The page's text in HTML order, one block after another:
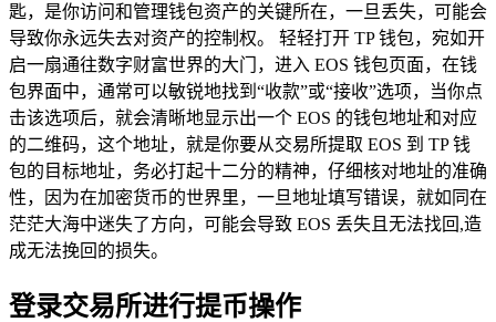
匙，是你访问和管理钱包资产的关键所在，一旦丢失，可能会
导致你永远失去对资产的控制权。 轻轻打开 TP 钱包，宛如开
启一扇通往数字财富世界的大门，进入 EOS 钱包页面，在钱
包界面中，通常可以敏锐地找到“收款”或“接收”选项，当你点
击该选项后，就会清晰地显示出一个 EOS 的钱包地址和对应
的二维码，这个地址，就是你要从交易所提取 EOS 到 TP 钱
包的目标地址，务必打起十二分的精神，仔细核对地址的准确
性，因为在加密货币的世界里，一旦地址填写错误，就如同在
茫茫大海中迷失了方向，可能会导致 EOS 丢失且无法找回,造
成无法挽回的损失。
登录交易所进行提币操作